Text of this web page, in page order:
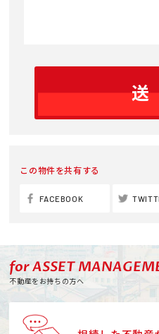
この物件を共有する
FACEBOOK
for ASSET
不動産をお持ちの方へ